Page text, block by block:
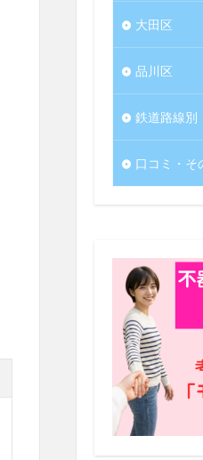
大田区
品川区
鉄道路線別
口コミ・そ